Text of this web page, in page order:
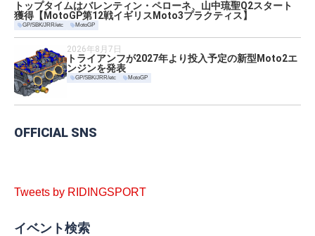
トップタイムはバレンティン・ペローネ、山中琉聖Q2スタート
獲得【MotoGP第12戦イギリスMoto3プラクティス】
GP/SBK/JRR/etc MotoGP
2026年8月7日
トライアンフが2027年より投入予定の新型Moto2エ
ンジンを発表
GP/SBK/JRR/etc MotoGP
OFFICIAL SNS
Tweets by RIDINGSPORT
イベント検索